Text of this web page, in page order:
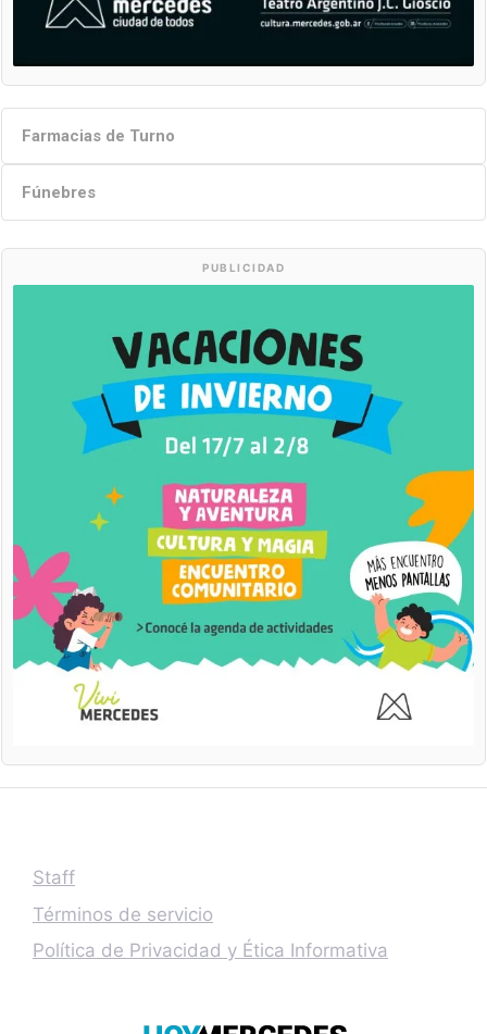
Farmacias de Turno
Fúnebres
PUBLICIDAD
Staff
Términos de servicio
Política de Privacidad y Ética Informativa